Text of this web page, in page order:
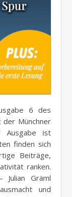
der Münchner
Ausgabe ist
finden sich
Beiträge,
ranken.
Julian Gräml
und